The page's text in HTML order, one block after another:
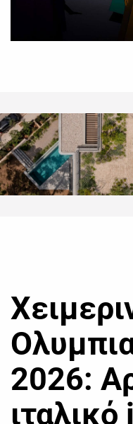
2026: